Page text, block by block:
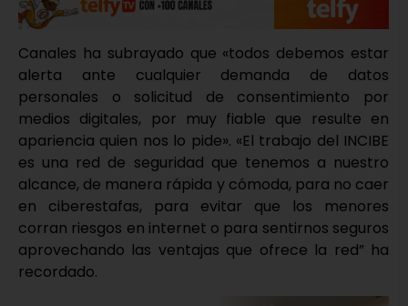
Canales ha subrayado que «todos debemos estar
alerta ante cualquier demanda de datos
personales o solicitud de consentimiento por
medios digitales, por muy fiable que resulte en
apariencia quien nos lo pide». «El trabajo del INCIBE
es una red de seguridad que tenemos a nuestro
alcance, de manera rápida y cómoda, para no caer
en ciberestafas, para evitar que los menores
corran riesgos en internet o para sentirnos seguros
aprovechando las ventajas que ofrece la red” ha
recordado.